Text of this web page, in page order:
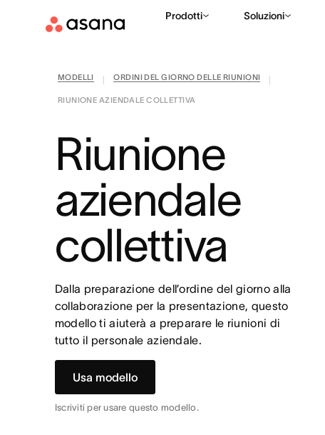
Prodotti Soluzioni
MODELLI ORDINI DEL GIORNO DELLE RIUNIONI
RIUNIONE AZIENDALE COLLETTIVA
Riunione
aziendale
collettiva
Dalla preparazione dell’ordine del giorno alla
collaborazione per la presentazione, questo
modello ti aiuterà a preparare le riunioni di
tutto il personale aziendale.
Usa modello
Iscriviti per usare questo modello.